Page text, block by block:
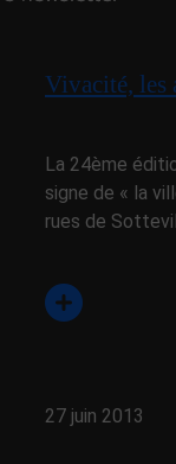
Vivacité, les
La 24ème
signe de « la
rues de
27 juin 2013